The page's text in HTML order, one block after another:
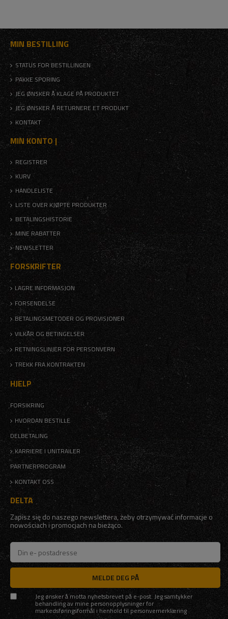
MIN BESTILLING
STATUS FOR BESTILLINGEN
PAKKE SPORING
JEG ØNSKER Å KLAGE PÅ PRODUKTET
JEG ØNSKER Å RETURNERE ET PRODUKT
KONTAKT
MIN KONTO |
REGISTRER
KURV
HANDLELISTE
LISTE OVER KJØPTE PRODUKTER
BETALINGSHISTORIE
MINE RABATTER
NEWSLETTER
FORSKRIFTER
LAGRE INFORMASJON
FORSENDELSE
BETALINGSMETODER OG PROVISJONER
VILKÅR OG BETINGELSER
RETNINGSLINJER FOR PERSONVERN
TREKK FRA KONTRAKTEN
HJELP
FORSIKRING
HVORDAN BESTILLE
DELBETALING
KARRIERE I UNITRAILER
PARTNERPROGRAM
KONTAKT OSS
DELTA
Zapisz się do naszego newslettera, żeby otrzymywać informacje o
nowościach i promocjach na bieżąco.
MELDE DEG PÅ
Jeg ønsker å motta nyhetsbrevet på e-post. Jeg samtykker
behandling av mine personopplysninger for
markedsføringsformål i henhold til personvernerklæring